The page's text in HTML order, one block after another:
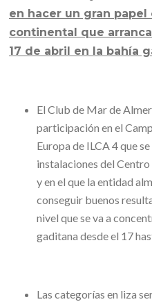
en hacer un gran papel
continental que
17 de abril en la bahía
El Club de Mar de
participación en el
Europa de ILCA 4 que
instalaciones del
y en el que la entidad
conseguir buenos
nivel que se va a
gaditana desde el 17
Las categorías en liza